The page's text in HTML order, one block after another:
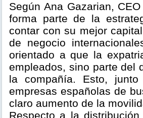
Según Ana Gazarian,
forma parte de la
contar con su mejor
de negocio
orientado a que la
empleados, sino parte del
la compañía. Esto,
empresas españolas de
claro aumento de la
Respecto a la